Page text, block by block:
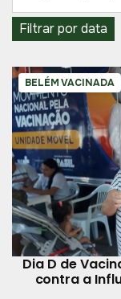
Filtrar por data
BELÉM VACINADA
Dia D de
contra a